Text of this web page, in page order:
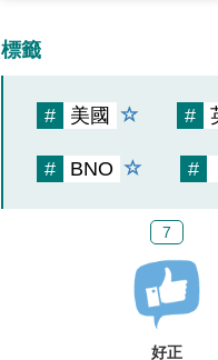
標籤
# 美國 #
# BNO #
7
好正